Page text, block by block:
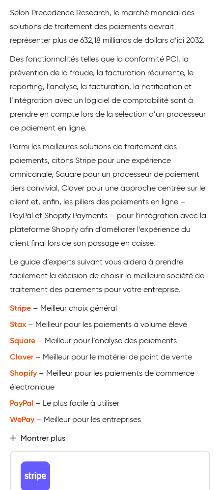
Selon Precedence Research, le marché mondial des
solutions de traitement des paiements devrait
représenter plus de 632,18 milliards de dollars d’ici 2032.
Des fonctionnalités telles que la conformité PCI, la
prévention de la fraude, la facturation récurrente, le
reporting, l’analyse, la facturation, la notification et
l’intégration avec un logiciel de comptabilité sont à
prendre en compte lors de la sélection d’un processeur
de paiement en ligne.
Parmi les meilleures solutions de traitement des
paiements, citons Stripe pour une expérience
omnicanale, Square pour un processeur de paiement
tiers convivial, Clover pour une approche centrée sur le
client et, enfin, les piliers des paiements en ligne –
PayPal et Shopify Payments – pour l’intégration avec la
plateforme Shopify afin d’améliorer l’expérience du
client final lors de son passage en caisse.
Le guide d’experts suivant vous aidera à prendre
facilement la décision de choisir la meilleure société de
traitement des paiements pour votre entreprise.
Stripe – Meilleur choix général
Stax – Meilleur pour les paiements à volume élevé
Square – Meilleur pour l’analyse des paiements
Clover– Meilleur pour le matériel de point de vente
Shopify – Meilleur pour les paiements de commerce
électronique
PayPal – Le plus facile à utiliser
WePay – Meilleur pour les entreprises
Montrer plus